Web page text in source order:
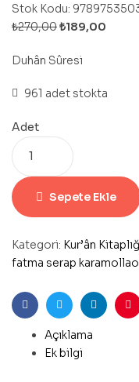
Stok Kodu:
₺270,00₺189,00
Duhân Sûresi
961 adet stokta
Adet
Sepete Ekle
Kategori: Kur’ân
fatma serap
FacebookTwitterLinkedin
Açıklama
Ek bilgi